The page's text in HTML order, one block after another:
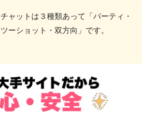
チャットは３種類あって「 パーティ・
ツーショット・双方向 」です。